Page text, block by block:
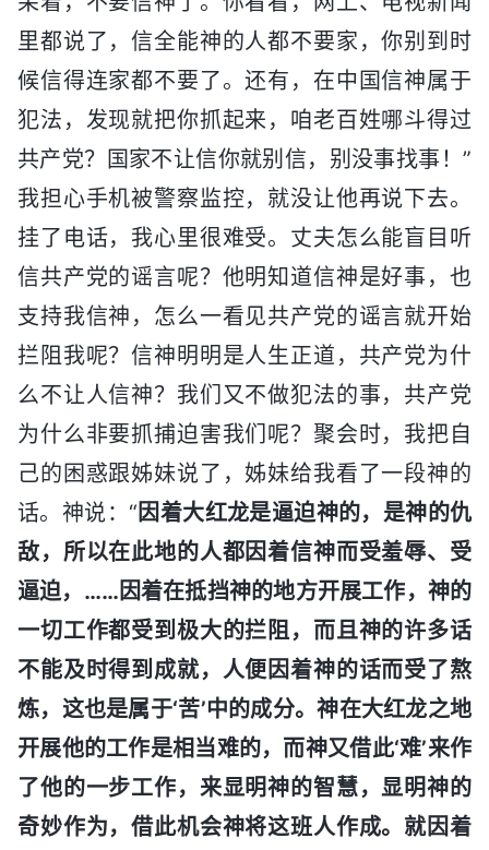
里都说了，信全能神的人都不要家，你别到时
候信得连家都不要了。还有，在中国信神属于
犯法，发现就把你抓起来，咱老百姓哪斗得过
共产党？国家不让信你就别信，别没事找事！”
我担心手机被警察监控，就没让他再说下去。
挂了电话，我心里很难受。丈夫怎么能盲目听
信共产党的谣言呢？他明知道信神是好事，也
支持我信神，怎么一看见共产党的谣言就开始
拦阻我呢？信神明明是人生正道，共产党为什
么不让人信神？我们又不做犯法的事，共产党
为什么非要抓捕迫害我们呢？聚会时，我把自
己的困惑跟姊妹说了，姊妹给我看了一段神的
话。神说：“因着大红龙是逼迫神的，是神的仇
敌，所以在此地的人都因着信神而受羞辱、受
逼迫，……因着在抵挡神的地方开展工作，神的
一切工作都受到极大的拦阻，而且神的许多话
不能及时得到成就，人便因着神的话而受了熬
炼，这也是属于‘苦’中的成分。神在大红龙之地
开展他的工作是相当难的，而神又借此‘难’来作
了他的一步工作，来显明神的智慧，显明神的
奇妙作为，借此机会神将这班人作成。就因着